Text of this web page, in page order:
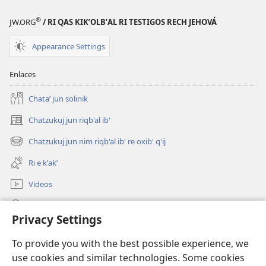
Privacy Settings
To provide you with the best possible experience, we
use cookies and similar technologies. Some cookies
JW.ORG® / RI QAS KIKʼOLBʼAL RI TESTIGOS RECH JEHOVÁ
Appearance Settings
Enlaces
Chataʼ jun solinik
Chatzukuj jun riqb'al ib'
(opens
new
window)
Chatzukuj jun nim riqb'al ib' re oxib' q'ij
(opens
new
window)
Ri e kʼakʼ
Videos
(opens
window)